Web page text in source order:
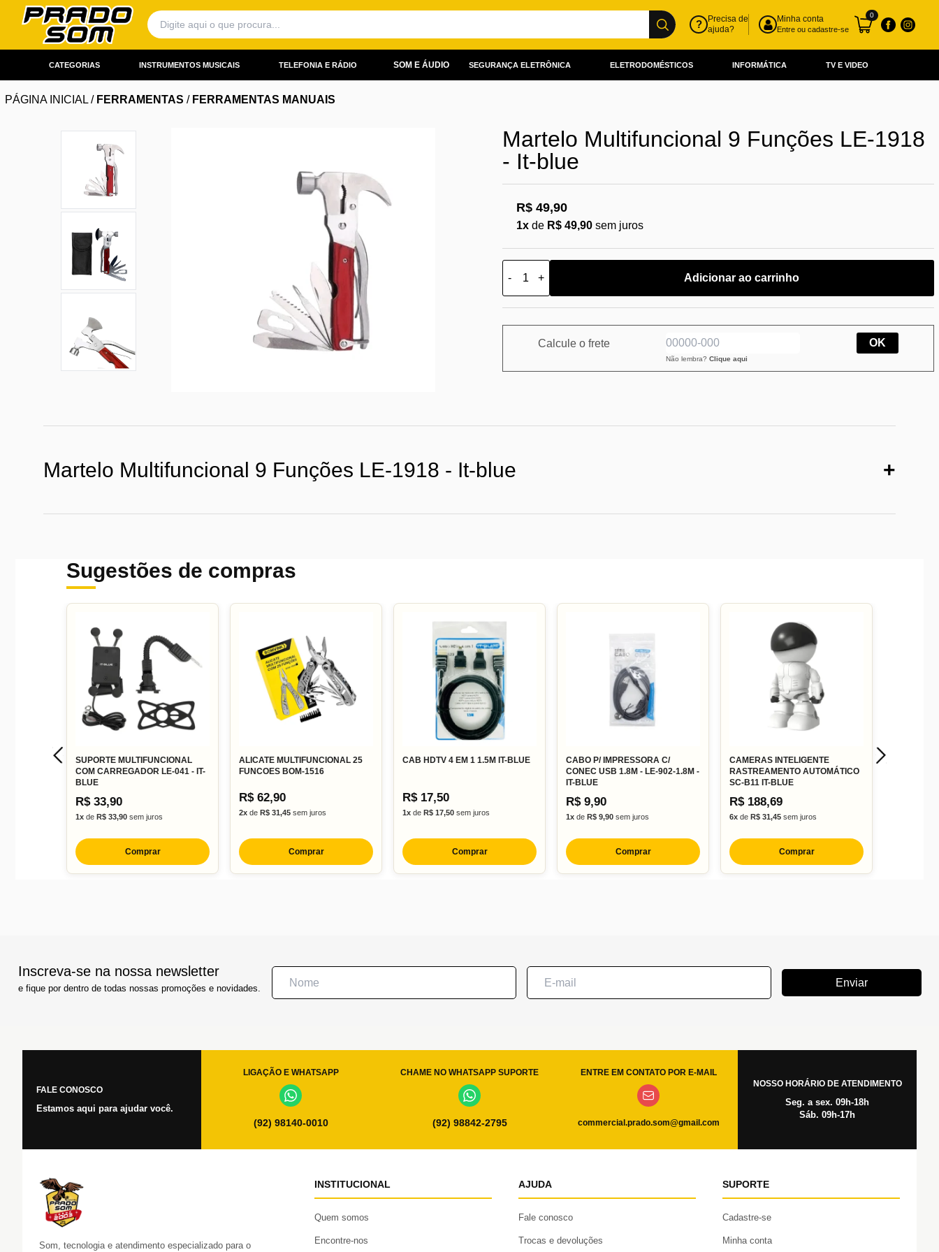
?
Precisa de
ajuda?
Minha conta
Entre ou cadastre-se
0
CATEGORIAS INSTRUMENTOS MUSICAIS TELEFONIA E RÁDIO SOM E ÁUDIO SEGURANÇA ELETRÔNICA ELETRODOMÉSTICOS INFORMÁTICA TV E VIDEO
PÁGINA INICIAL / FERRAMENTAS / FERRAMENTAS MANUAIS
Martelo Multifuncional 9 Funções LE-1918
- It-blue
R$ 49,90
1xde R$ 49,90sem juros
- + Adicionar ao carrinho
Calcule o frete
Não lembra?Clique aqui
OK
Martelo Multifuncional 9 Funções LE-1918 - It-blue +
Sugestões de compras
SUPORTE MULTIFUNCIONAL
COM CARREGADOR LE-041 - IT-
BLUE
R$ 33,90
1x de R$ 33,90 sem juros
Comprar
ALICATE MULTIFUNCIONAL 25
FUNCOES BOM-1516
R$ 62,90
2x de R$ 31,45 sem juros
Comprar
CAB HDTV 4 EM 1 1.5M IT-BLUE
R$ 17,50
1x de R$ 17,50 sem juros
Comprar
CABO P/ IMPRESSORA C/
CONEC USB 1.8M - LE-902-1.8M -
IT-BLUE
R$ 9,90
1x de R$ 9,90 sem juros
Comprar
CAMERAS INTELIGENTE
RASTREAMENTO AUTOMÁTICO
SC-B11 IT-BLUE
R$ 188,69
6x de R$ 31,45 sem juros
Comprar
Inscreva-se na nossa newsletter
e fique por dentro de todas nossas promoções e novidades. Enviar
FALE CONOSCO
Estamos aqui para ajudar você.
LIGAÇÃO E WHATSAPP
(92) 98140-0010
CHAME NO WHATSAPP SUPORTE
(92) 98842-2795
ENTRE EM CONTATO POR E-MAIL
commercial.prado.som@gmail.com
NOSSO HORÁRIO DE ATENDIMENTO
Seg. a sex. 09h-18h
Sáb. 09h-17h
Som, tecnologia e atendimento especializado para o
INSTITUCIONAL
Quem somos
Encontre-nos
AJUDA
Fale conosco
Trocas e devoluções
SUPORTE
Cadastre-se
Minha conta